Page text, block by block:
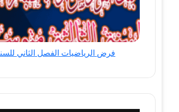
الجيل
الثاني
نموذج
فرض الرياضيات الفصل الثاني للسنة